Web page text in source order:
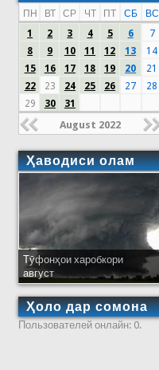
ПН ВТ СР ЧТ ПТ СБ
ВС
1
2 3 4 5 6
7
8
9 10 11 12 13
14
15
16 17 18 19 20
21
22
23 24 25 26 27
28
29
30 31
August 2022
Ҳаводиси олам
Тӯфонҳои харобкори
август
Ҳоло дар сомона
Пользователей онлайн: 0.